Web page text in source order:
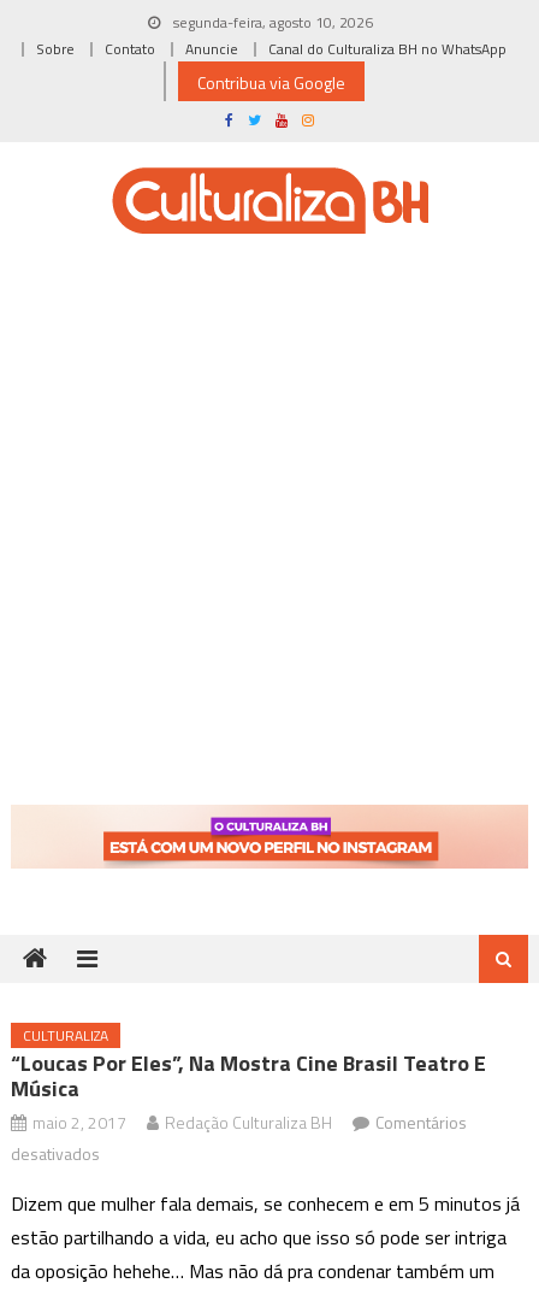
segunda-feira, agosto 10, 2026
Sobre
Contato Anuncie Canal do Culturaliza BH no WhatsApp
Contribua via Google
CULTURALIZA
“Loucas Por Eles”, Na Mostra Cine Brasil Teatro E
Música
maio 2, 2017 Redação Culturaliza BH
Comentários
desativadosem
Por
Eles”,
na
Dizem que mulher fala demais, se conhecem e em 5 minutos já
estão partilhando a vida, eu acho que isso só pode ser intriga
da oposição hehehe… Mas não dá pra condenar também um